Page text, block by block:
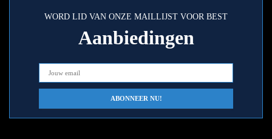
WORD LID VAN ONZE MAILLIJST VOOR BEST
Aanbiedingen